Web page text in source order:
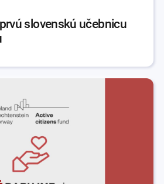
slovenskú učebnicu